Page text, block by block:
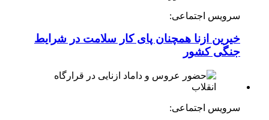
سرویس اجتماعی:
خیرین ازنا همچنان پای کار سلامت در شرایط
جنگی کشور
سرویس اجتماعی: